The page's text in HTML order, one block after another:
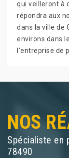
qui veilleront à
répondra aux
dans la ville de
environs dans
l’entreprise de
NOS
Spécialiste en
78490